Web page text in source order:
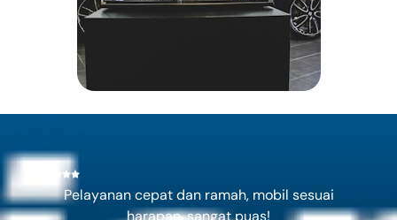
Pelayanan cepat dan ramah, mobil sesuai